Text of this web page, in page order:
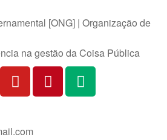
[ONG] | Organização de
na gestão da Coisa Pública